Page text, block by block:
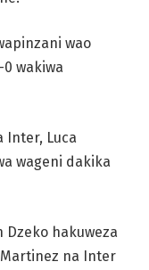
wao
wakiwa
Inter, Luca
wageni dakika
Dzeko hakuweza
na Inter